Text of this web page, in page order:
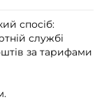
спосіб:
службі
за тарифами